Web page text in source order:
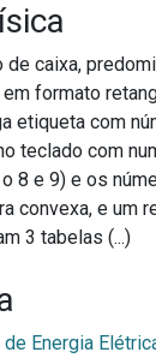
de caixa,
formato
etiqueta com
teclado com
8 e 9) e os
convexa, e um
3 tabelas (...)
Energia